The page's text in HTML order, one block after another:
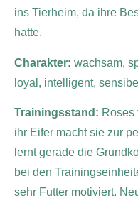
ins Tierheim, da ihre
hatte.
Charakter: wachsam,
loyal, intelligent,
Trainingsstand: Roses
ihr Eifer macht sie zur
lernt gerade die
bei den
sehr Futter motiviert.